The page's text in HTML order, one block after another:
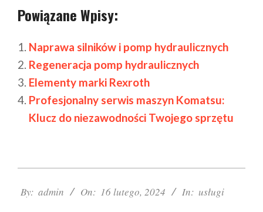
Powiązane Wpisy:
Naprawa silników i pomp hydraulicznych
Regeneracja pomp hydraulicznych
Elementy marki Rexroth
Profesjonalny serwis maszyn Komatsu:
Klucz do niezawodności Twojego sprzętu
02-
By: admin On: 16 lutego, 2024 In: usługi